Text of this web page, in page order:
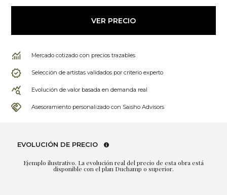
VER PRECIO
Mercado cotizado con precios trazables
Selección de artistas validados por criterio experto
Evolución de valor basada en demanda real
Asesoramiento personalizado con Saisho Advisors
EVOLUCIÓN DE PRECIO
Ejemplo ilustrativo. La evolución real del precio de esta obra está
disponible con el plan Duchamp o superior.